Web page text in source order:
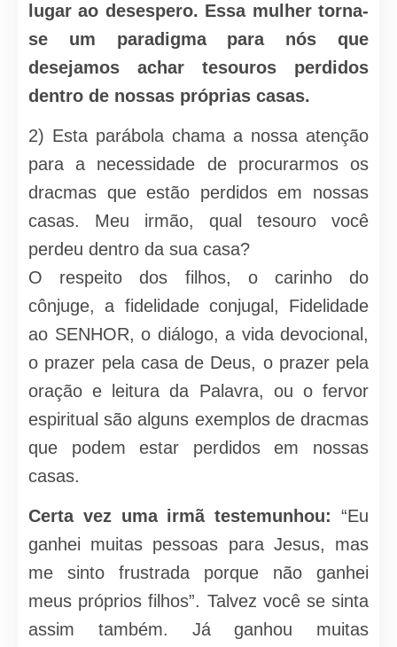
lugar ao desespero. Essa mulher torna-
se um paradigma para nós que
desejamos achar tesouros perdidos
dentro de nossas próprias casas.
2) Esta parábola chama a nossa atenção
para a necessidade de procurarmos os
dracmas que estão perdidos em nossas
casas. Meu irmão, qual tesouro você
perdeu dentro da sua casa?
O respeito dos filhos, o carinho do
cônjuge, a fidelidade conjugal, Fidelidade
ao SENHOR, o diálogo, a vida devocional,
o prazer pela casa de Deus, o prazer pela
oração e leitura da Palavra, ou o fervor
espiritual são alguns exemplos de dracmas
que podem estar perdidos em nossas
casas.
Certa vez uma irmã testemunhou: “Eu
ganhei muitas pessoas para Jesus, mas
me sinto frustrada porque não ganhei
meus próprios filhos”. Talvez você se sinta
assim também. Já ganhou muitas